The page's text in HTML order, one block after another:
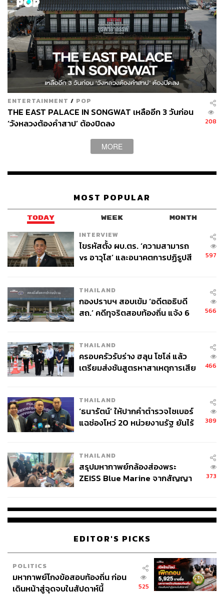
Sixth Sense Kiss และ Rookie
Disney+ เปิดตัวครั้งแรกเมื่อ 2 ปีที่แล้ว และเปิดตัวในไทยเมื่อ
เดือนมิถุนายนที่ผ่านมา สิ่งที่โดดเด่นคือ คอนเทนต์จากฝั่ง
ฮอลลีวูดและหนังฟอร์มใหญ่จากผู้สร้างในเครือดิสนีย์ แต่ก็ยัง
ไม่มีเรื่องไหนที่สร้างกระแสให้เป็นที่พูดถึงในวงกว้างได้เท่าที่
ควร อาจเพราะตลาดในเมืองไทยยังนิยมเสพซีรีส์เกาหลีเป็น
หลัก ดังนั้นการหันมาลงทุนในตลาดเอเชียแปซิฟิกก็น่าจะ
สร้างความน่าสนใจใหม่ๆ ให้ Disney+ มีคอนเทนต์ที่ถูกจริต
คนไทยในวงกว้างมากกว่าแต่ก่อน
เห็นตัวเลขการเงินลงทุนของบริษัทบันเทิงยักษ์ใหญ่ใน
เกาหลีใต้ ทำให้ผู้เขียนย้อนมองมาที่ผู้สร้างคอนเทนต์ในเมือง
แค่ออริจินัลซีรีส์ไทยใน Netflix ก็มีเพียง 2 เรื่อง คือเคว้งและ
DEEP โปรเจกต์ลับ หลับ เป็น ตายและGhost Lab ฉีกกฎ
ทดลองผีซึ่งก็ยังไม่มีเรื่องไหนปังดังใจ ส่วนที่ประกาศสร้างอีก
2 เรื่อง คืออุบัติกาฬ (Shimmers)และ
Thai Cave Rescue
ภารกิจกู้ชีวิตถ้ำหลวงที่เพิ่งเปิดตัวนักแสดงไปเมื่อเร็วๆ นี้ คือ
ความหวังใหม่ให้ไทยเกาะติดเทรนด์ความฮอตของนักสร้าง
คอนเทนต์เอเชียแปซิฟิกกับเขาบ้าง
Bangkok Breaking มหานครเมืองลวง และ Ghost Lab ฉีก
ENTERTAINMENT / POP
THE EAST PALACE IN SONGWAT เหลืออีก 3 วันก่อน
‘วังหลวงต้องคำสาป’ ต้องปิดลง
208
MORE
MOST POPULAR
TODAY WEEK MONTH
INTERVIEW
ไขรหัสตั้ง ผบ.ตร. ‘ความสามารถ
vs อาวุโส’ และอนาคตการปฏิรูปสี
597
THAILAND
กองปราบฯ สอบเข้ม ‘อดีตอธิบดี
สถ.’ คดีทุจริตสอบท้องถิ่น แจ้ง 6
566
THAILAND
ครอบครัวรับร่าง ฮลุน โซโล่ แล้ว
เตรียมส่งชันสูตรหาสาเหตุการเสีย
466
THAILAND
‘ธนารัตน์’ ให้ปากคำตำรวจไซเบอร์
แฉช่องโหว่ 20 หน่วยงานรัฐ ยันไร้
389
THAILAND
สรุปมหากาพย์กล้องส่องพระ
ZEISS Blue Marine จากสัญญา
จ่ายหนี้-แอบระบุแบรนด์
373
EDITOR'S PICKS
POLITICS
มหากาพย์โกงข้อสอบท้องถิ่น ก่อน
เดินหน้าสู่จุดจบในสัปดาห์นี้
525